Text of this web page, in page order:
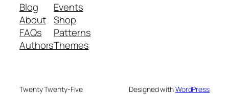
Blog
About
FAQs
Authors
Events
Shop
Patterns
Themes
Twenty Twenty-Five Designed withWordPress